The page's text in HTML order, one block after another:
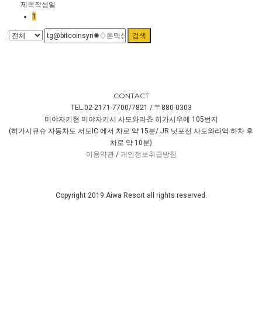
제목작성일
1
검색
CONTACT
TEL.02-2171-7700/7821 / 〒880-0303
미야자키현 미야자키시 사도와라쵸 히가시우에 105번지
(히가시큐슈 자동차도 서도IC 에서 차로 약 15분/ JR 닛포선 사도와라역 하차 후
차로 약 10분)
이용약관/ 개인정보취급방침
Copyright 2019.Aiwa Resort all rights reserved.